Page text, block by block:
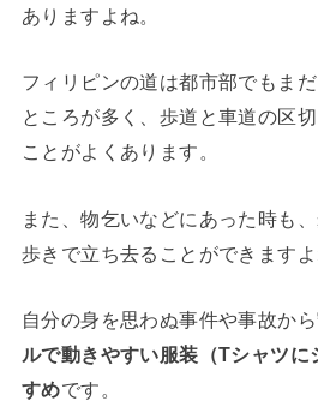
ありますよね。
フィリピンの道は都市部でもま
ところが多く、歩道と車道の区
ことがよくあります。
また、物乞いなどにあった時も
歩きで立ち去ることができますよ
自分の身を思わぬ事件や事故から
ルで動きやすい服装（Tシャツに
すめです。